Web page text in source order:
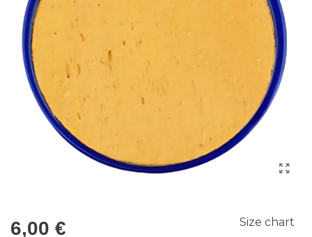
6,00 € Size chart